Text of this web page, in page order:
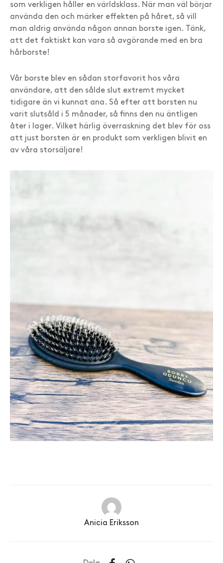
som verkligen håller en världsklass. När man väl börjar
använda den och märker effekten på håret, så vill
man aldrig använda någon annan borste igen. Tänk,
att det faktiskt kan vara så avgörande med en bra
hårborste!
Vår borste blev en sådan storfavorit hos våra
användare, att den sålde slut extremt mycket
tidigare än vi kunnat ana. Så efter att borsten nu
varit slutsåld i 5 månader, så finns den nu äntligen
åter i lager. Vilket härlig överraskning det blev för oss
att just borsten är en produkt som verkligen blivit en
av våra storsäljare!
Anicia Eriksson